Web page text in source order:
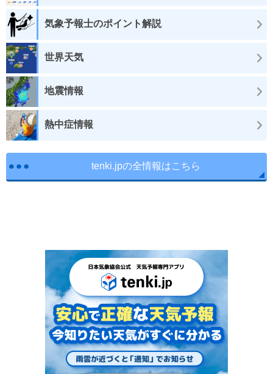
気象予報士のポイント解説
世界天気
地震情報
熱中症情報
tenki.jpの全情報はこちら